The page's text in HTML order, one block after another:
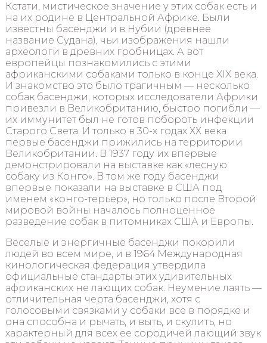
Кстати, мистическое значение у этих собак есть и
на их родине в Центральной Африке. Были
известны басенджи и в Нубии (древнее
название Судана), чьи изображения нашли
археологи в древних гробницах. А вот
европейцы познакомились с этими
африканскими собаками только в конце XIX века.
И знакомство это было трагичным — несколько
собак басенджи, которых исследователи Африки
привезли в Великобританию, быстро погибли —
их иммунитет был не готов побороть инфекции
Старого Света. И только в 30-х годах ХХ века
первые басенджи прижились на территории
Великобритании. В 1937 году их впервые
демонстрировали на выставке как «лесную
собаку из Конго». В том же году басенджи
впервые показали на выставке в США под
именем «конго-терьер», но только после Второй
мировой войны началось полноценное
разведение собак в питомниках США и Европы.
Веселые и энергичные басенджи покорили
людей во всем мире, и в 1964 Международная
кинологическая федерация утвердила
официальные стандарты этих удивительных
африканских не лающих собак. Неумение лаять —
отличительная черта басенджи, хотя с
голосовыми связками у собаки все в порядке и
она способна и рычать, и выть, и скулить, но
характерный для всех ее сородичей лающий звук